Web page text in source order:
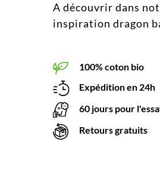
A découvrir dans
inspiration dragon
100% coton bio
Expédition en 24h
60 jours pour
Retours gratuits